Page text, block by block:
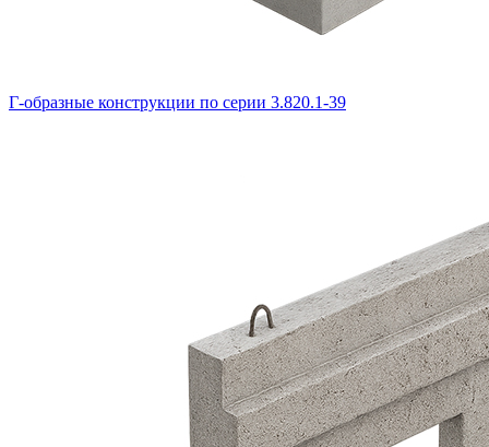
Г-образные конструкции по серии 3.820.1-39